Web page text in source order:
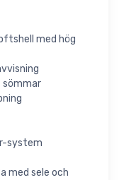
med hög
sömmar
system
med sele och